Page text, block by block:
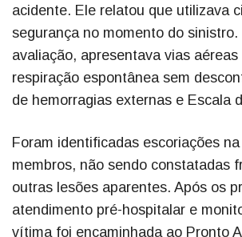
acidente. Ele relatou que utilizava
segurança no momento do
avaliação, apresentava vias aéreas
respiração espontânea sem
de hemorragias externas e Escala
Foram identificadas escoriações
membros, não sendo constatadas
outras lesões aparentes. Após os
atendimento pré-hospitalar e
vítima foi encaminhada ao Pronto